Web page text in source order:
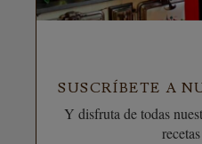
SUSCRÍBETE A
Y disfruta de todas